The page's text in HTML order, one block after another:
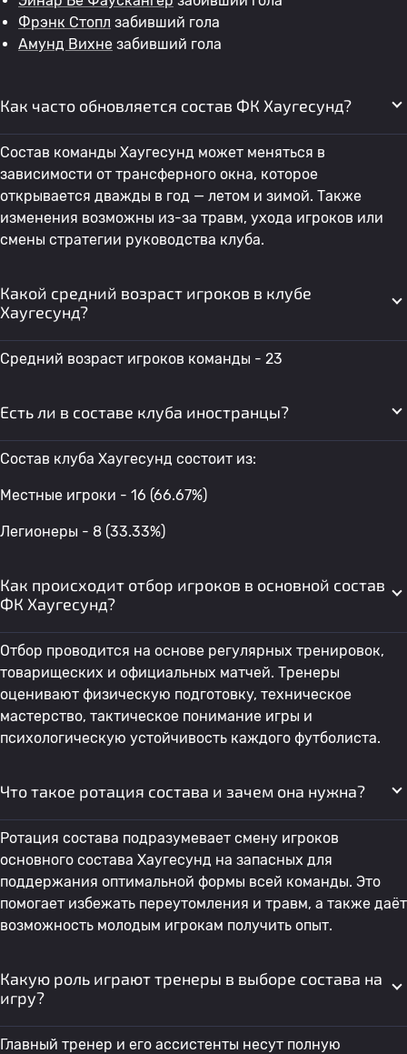
Фрэнк Стопл забивший гола
Амунд Вихне забивший гола
Как часто обновляется состав ФК Хаугесунд?
Состав команды Хаугесунд может меняться в
зависимости от трансферного окна, которое
открывается дважды в год — летом и зимой. Также
изменения возможны из-за травм, ухода игроков или
смены стратегии руководства клуба.
Какой средний возраст игроков в клубе
Хаугесунд?
Средний возраст игроков команды - 23
Есть ли в составе клуба иностранцы?
Состав клуба Хаугесунд состоит из:
Местные игроки - 16 (66.67%)
Легионеры - 8 (33.33%)
Как происходит отбор игроков в основной состав
ФК Хаугесунд?
Отбор проводится на основе регулярных тренировок,
товарищеских и официальных матчей. Тренеры
оценивают физическую подготовку, техническое
мастерство, тактическое понимание игры и
психологическую устойчивость каждого футболиста.
Что такое ротация состава и зачем она нужна?
Ротация состава подразумевает смену игроков
основного состава Хаугесунд на запасных для
поддержания оптимальной формы всей команды. Это
помогает избежать переутомления и травм, а также даёт
возможность молодым игрокам получить опыт.
Какую роль играют тренеры в выборе состава на
игру?
Главный тренер и его ассистенты несут полную